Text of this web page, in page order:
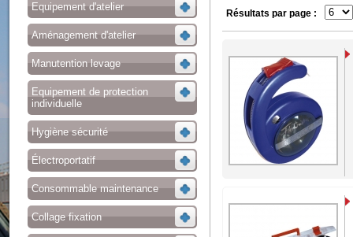
Equipement d'atelier
Aménagement d'atelier
Manutention levage
Equipement de protection
individuelle
Hygiène sécurité
Électroportatif
Consommable maintenance
Collage fixation
Résultats par page :